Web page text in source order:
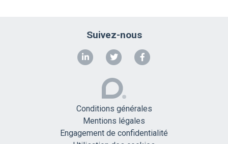
Suivez-nous
Conditions générales
Mentions légales
Engagement de confidentialité